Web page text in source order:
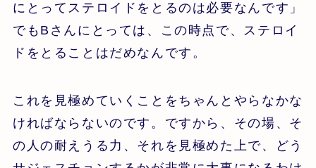
にとってステロイドをとるのは必要なんです」
でもBさんにとっては、この時点で、ステロイ
ドをとることはだめなんです。
これを見極めていくことをちゃんとやらなかな
ければならないのです。ですから、その場、そ
の人の耐えうる力、それを見極めた上で、どう